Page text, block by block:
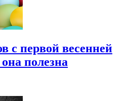
с первой весенней
полезна